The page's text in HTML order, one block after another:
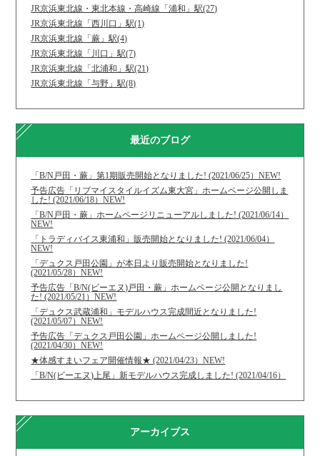
JR京浜東北線・東北本線・高崎線「浦和」駅(27)
JR京浜東北線「西川口」駅(1)
JR京浜東北線「蕨」駅(4)
JR京浜東北線「川口」駅(7)
JR京浜東北線「北浦和」駅(21)
JR京浜東北線「与野」駅(8)
最近のブログ
「B/N戸田・蕨」第1期販売開始となりました! (2021/06/25）NEW!
予告広告「リブマイスタイルイズム東大宮」ホームページ公開しま
した! (2021/06/18）NEW!
「B/N戸田・蕨」ホームページリニューアルしました! (2021/06/14）
NEW!
「トラディバイス東浦和」販売開始となりました! (2021/06/04）
NEW!
「デュクス戸田公園」が本日より販売開始となりました!
(2021/05/28）NEW!
予告広告「B/N(ビーエヌ)戸田・蕨」ホームページ公開となりまし
た! (2021/05/21）NEW!
「デュクス武蔵浦和」モデルハウス完成間近となりました!
(2021/05/07）NEW!
予告広告「デュクス戸田公園」ホームページ公開しました!
(2021/04/30）NEW!
★体感すまいフェア開催情報★ (2021/04/23）NEW!
「B/N(ビーエヌ)上尾」新モデルハウス完成しました! (2021/04/16）
アーカイブス